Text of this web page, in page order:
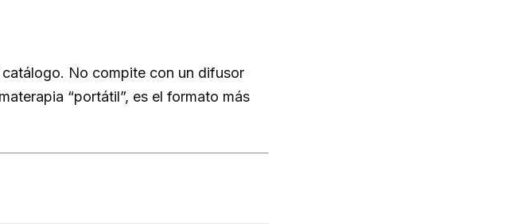
No compite con un difusor
“portátil”, es el formato más